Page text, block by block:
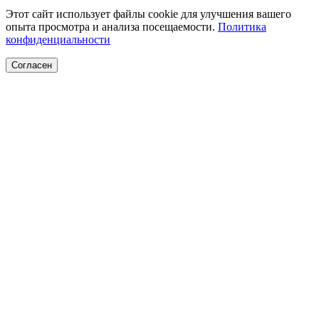
Этот сайт использует файлы cookie для улучшения вашего
опыта просмотра и анализа посещаемости. Политика
конфиденциальности
Согласен